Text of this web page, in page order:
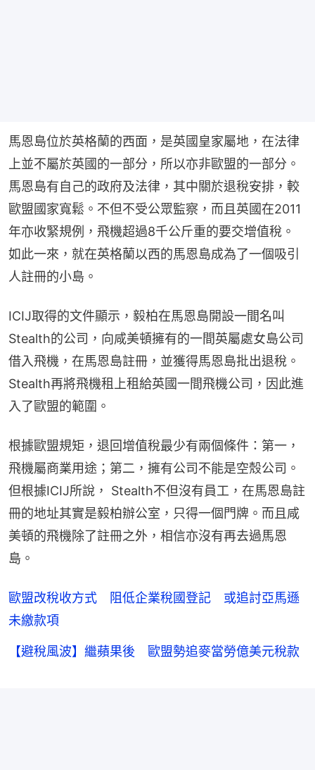
馬恩島位於英格蘭的西面，是英國皇家屬地，在法律
上並不屬於英國的一部分，所以亦非歐盟的一部分。
馬恩島有自己的政府及法律，其中關於退稅安排，較
歐盟國家寬鬆。不但不受公眾監察，而且英國在2011
年亦收緊規例，飛機超過8千公斤重的要交增值稅。
如此一來，就在英格蘭以西的馬恩島成為了一個吸引
人註冊的小島。
ICIJ取得的文件顯示，毅柏在馬恩島開設一間名叫
Stealth的公司，向咸美頓擁有的一間英屬處女島公司
借入飛機，在馬恩島註冊，並獲得馬恩島批出退稅。
Stealth再將飛機租上租給英國一間飛機公司，因此進
入了歐盟的範圍。
根據歐盟規矩，退回增值稅最少有兩個條件：第一，
飛機屬商業用途；第二，擁有公司不能是空殼公司。
但根據ICIJ所說， Stealth不但沒有員工，在馬恩島註
冊的地址其實是毅柏辦公室，只得一個門牌。而且咸
美頓的飛機除了註冊之外，相信亦沒有再去過馬恩
島。
歐盟改稅收方式 阻低企業稅國登記 或追討亞馬遜
未繳款項
【避稅風波】繼蘋果後 歐盟勢追麥當勞億美元稅款